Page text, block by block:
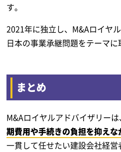
す。
2021年に独立し、M&Aロイヤ
日本の事業承継問題をテーマに
まとめ
M&Aロイヤルアドバイザリー
期費用や手続きの負担を抑えな
一貫して任せたい建設会社経